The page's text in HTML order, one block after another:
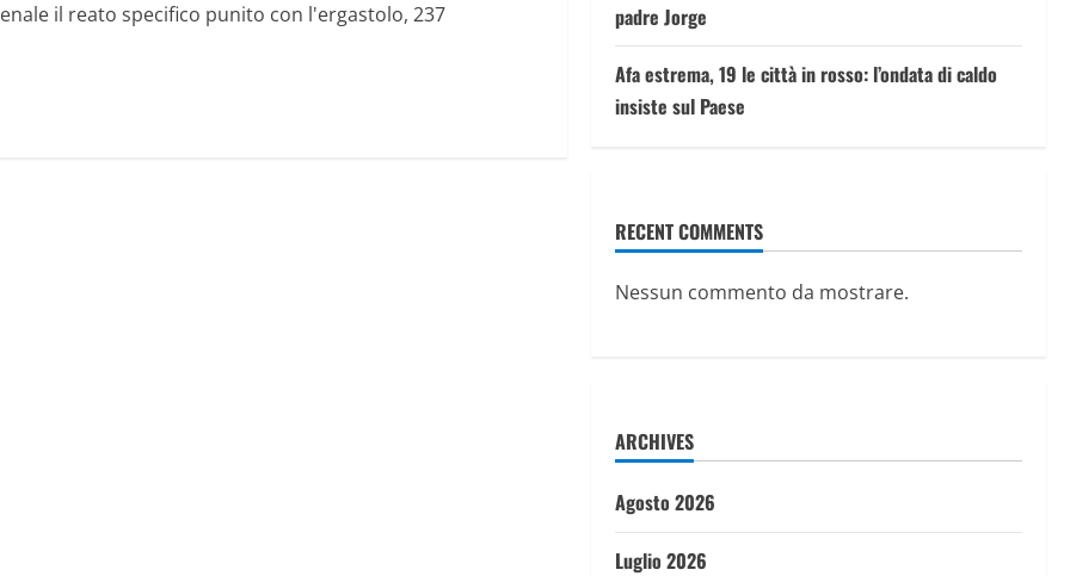
il reato specifico punito con l'ergastolo, 237
padre Jorge
Afa estrema, 19 le città in rosso: l’ondata di caldo
insiste sul Paese
RECENT COMMENTS
Nessun commento da mostrare.
ARCHIVES
Agosto 2026
Luglio 2026